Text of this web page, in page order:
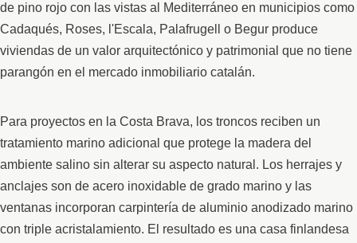
de pino rojo con las vistas al Mediterráneo en municipios como
Cadaqués, Roses, l'Escala, Palafrugell o Begur produce
viviendas de un valor arquitectónico y patrimonial que no tiene
parangón en el mercado inmobiliario catalán.
Para proyectos en la Costa Brava, los troncos reciben un
tratamiento marino adicional que protege la madera del
ambiente salino sin alterar su aspecto natural. Los herrajes y
anclajes son de acero inoxidable de grado marino y las
ventanas incorporan carpintería de aluminio anodizado marino
con triple acristalamiento. El resultado es una casa finlandesa